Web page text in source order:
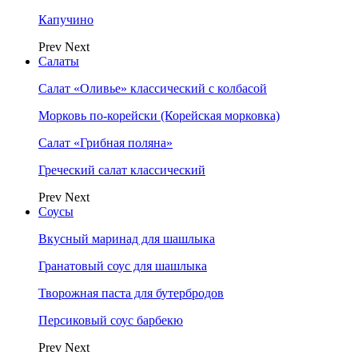
Капучино
Prev Next
Салаты
Салат «Оливье» классический с колбасой
Морковь по-корейски (Корейская морковка)
Салат «Грибная поляна»
Греческий салат классический
Prev Next
Соусы
Вкусный маринад для шашлыка
Гранатовый соус для шашлыка
Творожная паста для бутербродов
Персиковый соус барбекю
Prev Next